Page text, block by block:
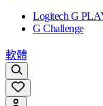
Logitech G
G Challenge
軟體